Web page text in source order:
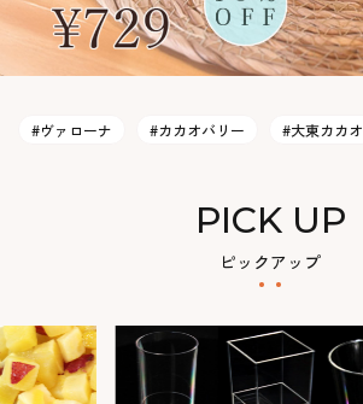
#ヴァローナ #カカオバリー #大東カカオ
PICK UP
ピックアップ